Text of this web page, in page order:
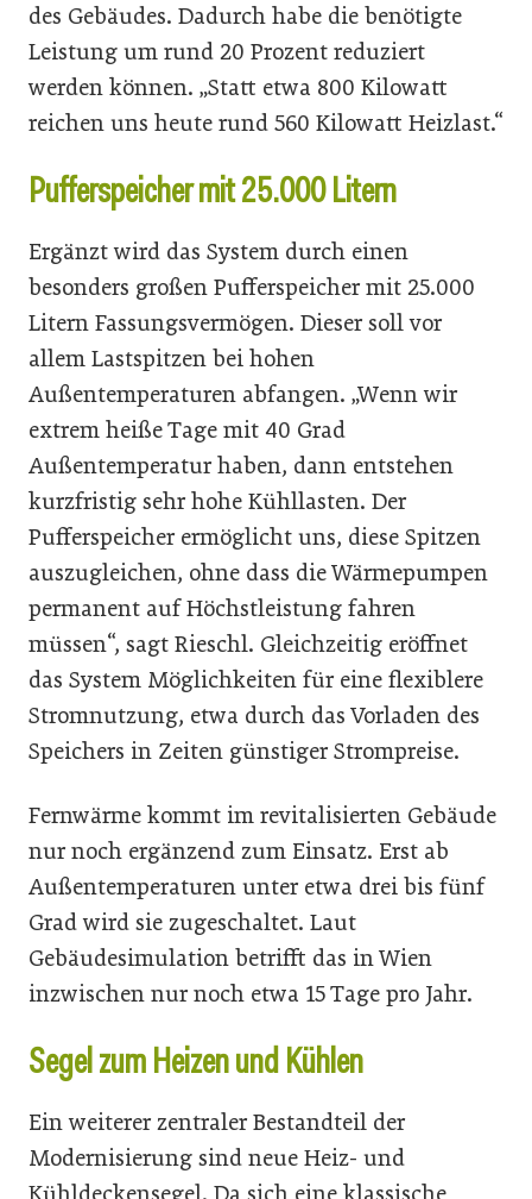
des Gebäudes. Dadurch habe die benötigte
Leistung um rund 20 Prozent reduziert
werden können. „Statt etwa 800 Kilowatt
reichen uns heute rund 560 Kilowatt Heizlast.“
Pufferspeicher mit 25.000 Litern
Ergänzt wird das System durch einen
besonders großen Pufferspeicher mit 25.000
Litern Fassungsvermögen. Dieser soll vor
allem Lastspitzen bei hohen
Außentemperaturen abfangen. „Wenn wir
extrem heiße Tage mit 40 Grad
Außentemperatur haben, dann entstehen
kurzfristig sehr hohe Kühllasten. Der
Pufferspeicher ermöglicht uns, diese Spitzen
auszugleichen, ohne dass die Wärmepumpen
permanent auf Höchstleistung fahren
müssen“, sagt Rieschl. Gleichzeitig eröffnet
das System Möglichkeiten für eine flexiblere
Stromnutzung, etwa durch das Vorladen des
Speichers in Zeiten günstiger Strompreise.
Fernwärme kommt im revitalisierten Gebäude
nur noch ergänzend zum Einsatz. Erst ab
Außentemperaturen unter etwa drei bis fünf
Grad wird sie zugeschaltet. Laut
Gebäudesimulation betrifft das in Wien
inzwischen nur noch etwa 15 Tage pro Jahr.
Segel zum Heizen und Kühlen
Ein weiterer zentraler Bestandteil der
Modernisierung sind neue Heiz- und
Kühldeckensegel. Da sich eine klassische